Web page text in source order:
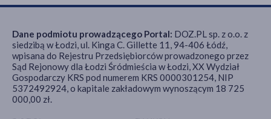
Dane podmiotu prowadzącego Portal: DOZ.PL sp. z o.o. z
siedzibą w Łodzi, ul. Kinga C. Gillette 11, 94-406 Łódź,
wpisana do Rejestru Przedsiębiorców prowadzonego przez
Sąd Rejonowy dla Łodzi Śródmieścia w Łodzi, XX Wydział
Gospodarczy KRS pod numerem KRS 0000301254, NIP
5372492924, o kapitale zakładowym wynoszącym 18 725
000,00 zł.